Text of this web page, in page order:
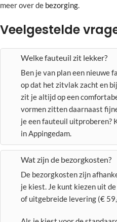
meer over de bezorging.
Veelgestelde
Welke fauteuil zit lekker?
Ben je van plan een nieuwe
op dat het zitvlak zacht en
zit je altijd op een
vormen zitten daarnaast
je een fauteuil uitproberen?
in Appingedam.
Wat zijn de bezorgkosten?
De bezorgkosten zijn
je kiest. Je kunt kiezen uit
of uitgebreide levering (€